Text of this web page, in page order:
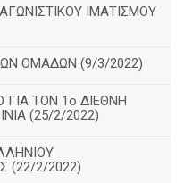
ΙΜΑΤΙΣΜΟΥ
ΟΜΑΔΩΝ (9/3/2022)
ΤΟΝ 1ο ΔΙΕΘΝΗ
(25/2/2022)
(22/2/2022)